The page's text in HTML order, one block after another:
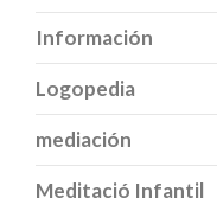
Información
Logopedia
mediación
Meditació Infantil